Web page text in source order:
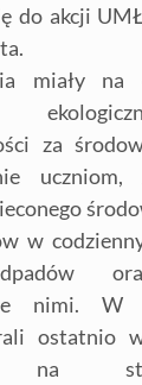
do akcji
miały na
za
uczniom,
w
nimi.
ostatnio
na